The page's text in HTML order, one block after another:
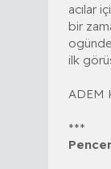
acılar
bir
ilk
ADEM
***